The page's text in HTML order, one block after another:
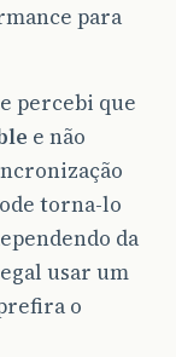
para
percebi que
e não
torna-lo
da
usar um
o